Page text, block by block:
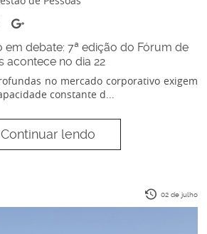
debate: 7ª edição do Fórum de
acontece no dia 22
no mercado corporativo exigem
constante d...
Continuar lendo
02 de julho